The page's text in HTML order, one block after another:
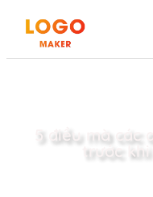
5 điều mà các
trước